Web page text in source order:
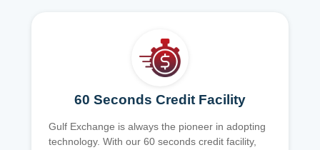
60 Seconds Credit Facility
Gulf Exchange is always the pioneer in adopting
technology. With our 60 seconds credit facility,